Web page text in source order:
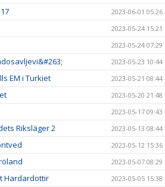
2023-06-01 05:26
2023-05-24 15:21
2023-05-24 07:29
2023-05-23 10:44
EM i Turkiet 2023-05-21 08:44
2023-05-20 21:48
2023-05-17 09:43
Riksläger 2 2023-05-13 08:44
2023-05-12 15:36
2023-05-07 08:29
Hardardottir 2023-05-05 15:38